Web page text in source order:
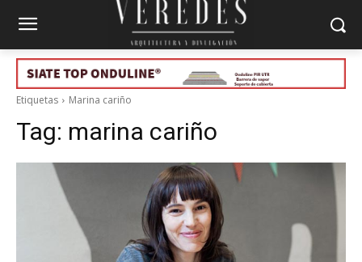
Etiquetas Marina cariño
Tag: marina cariño